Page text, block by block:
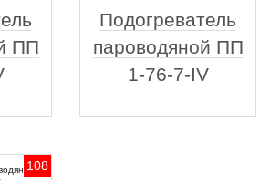
ПП
Подогреватель
пароводяной ПП
1-76-7-IV
108